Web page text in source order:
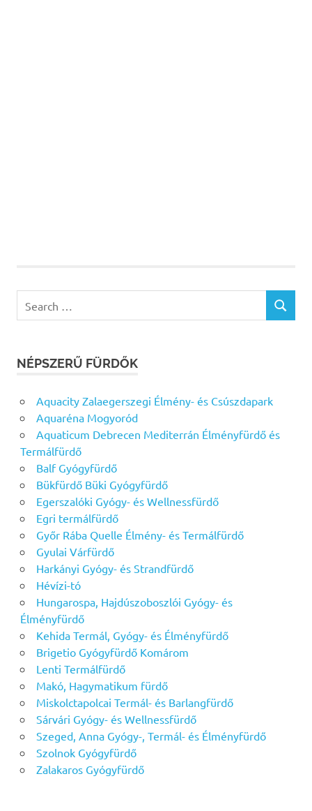
for:
SEARCH
NÉPSZERŰ FÜRDŐK
Aquacity Zalaegerszegi Élmény- és Csúszdapark
Aquaréna Mogyoród
Aquaticum Debrecen Mediterrán Élményfürdő és
Termálfürdő
Balf Gyógyfürdő
Bükfürdő Büki Gyógyfürdő
Egerszalóki Gyógy- és Wellnessfürdő
Egri termálfürdő
Győr Rába Quelle Élmény- és Termálfürdő
Gyulai Várfürdő
Harkányi Gyógy- és Strandfürdő
Hévízi-tó
Hungarospa, Hajdúszoboszlói Gyógy- és
Élményfürdő
Kehida Termál, Gyógy- és Élményfürdő
Brigetio Gyógyfürdő Komárom
Lenti Termálfürdő
Makó, Hagymatikum fürdő
Miskolctapolcai Termál- és Barlangfürdő
Sárvári Gyógy- és Wellnessfürdő
Szeged, Anna Gyógy-, Termál- és Élményfürdő
Szolnok Gyógyfürdő
Zalakaros Gyógyfürdő